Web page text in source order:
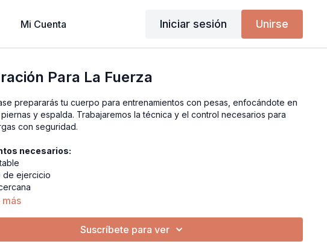
Mi Cuenta Iniciar sesión Unirse
Para La Fuerza
prepararás tu cuerpo para entrenamientos con pesas, enfocándote en
y espalda. Trabajaremos la técnica y el control necesarios para
con seguridad.
necesarios:
de ejercicio
Suscríbete para ver